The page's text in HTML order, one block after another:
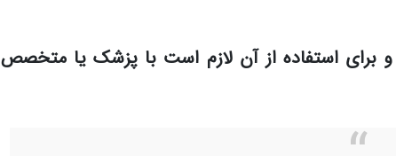
برای استفاده از آن لازم است با پزشک یا متخصص